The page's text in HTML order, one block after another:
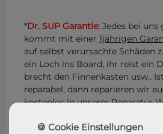
*Dr. SUP Garantie: Jedes bei uns
kommt mit einer 1jährigen
auf selbst verursachte Schäden
ein Loch ins Board, ihr reist ein
brecht den Finnenkasten usw..
reparabel, dann reparieren wir
kostenlos in unserer Reparatur
übernehmen alles weitere. Eure